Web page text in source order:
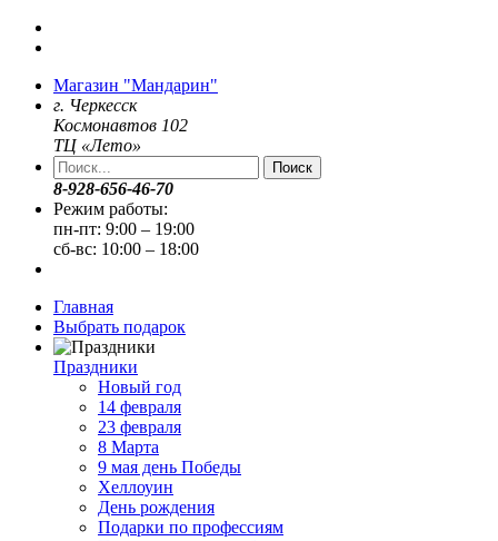
Магазин "Мандарин"
г. Черкесск
Космонавтов 102
ТЦ «Лето»
Поиск
8-928-656-46-70
Режим работы:
пн-пт: 9:00 – 19:00
сб-вс: 10:00 – 18:00
Главная
Выбрать подарок
Праздники
Новый год
14 февраля
23 февраля
8 Марта
9 мая день Победы
Хеллоуин
День рождения
Подарки по профессиям